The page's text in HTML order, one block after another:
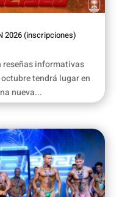
2026 (inscripciones)
reseñas informativas
tendrá lugar en
nueva...